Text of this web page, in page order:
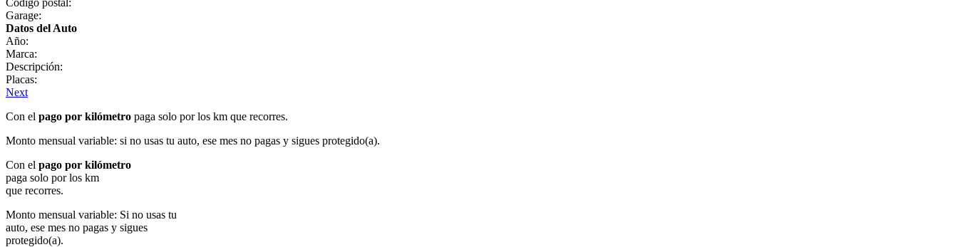
Garage:
Datos del Auto
Año:
Marca:
Descripción:
Placas:
Next
Con el pago por kilómetro paga solo por los km que recorres.
Monto mensual variable: si no usas tu auto, ese mes no pagas y sigues protegido(a).
Con el pago por kilómetro
paga solo por los km
que recorres.
Monto mensual variable: Si no usas tu
auto, ese mes no pagas y sigues
protegido(a).